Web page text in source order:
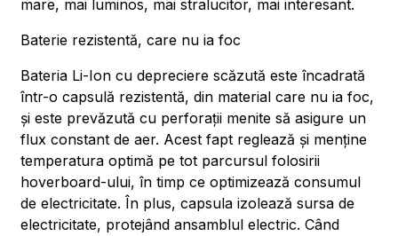
mare, mai luminos, mai stralucitor, mai interesant.
Baterie rezistentă, care nu ia foc
Bateria Li-Ion cu depreciere scăzută este încadrată
într-o capsulă rezistentă, din material care nu ia foc,
și este prevăzută cu perforații menite să asigure un
flux constant de aer. Acest fapt reglează și menține
temperatura optimă pe tot parcursul folosirii
hoverboard-ului, în timp ce optimizează consumul
de electricitate. În plus, capsula izolează sursa de
electricitate, protejând ansamblul electric. Când